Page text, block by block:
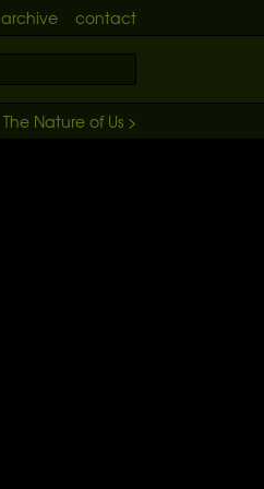
archive contact
The Nature of Us >